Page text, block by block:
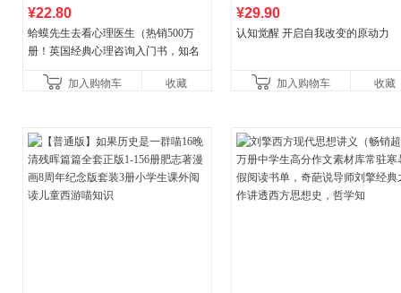
¥22.80
蛤蟆先生去看心理医生（热销500万
册！英国经典心理咨询入门书，知名
加入购物车
收藏
¥29.90
认知觉醒 开启自我改变的原动力
加入购物车 收藏